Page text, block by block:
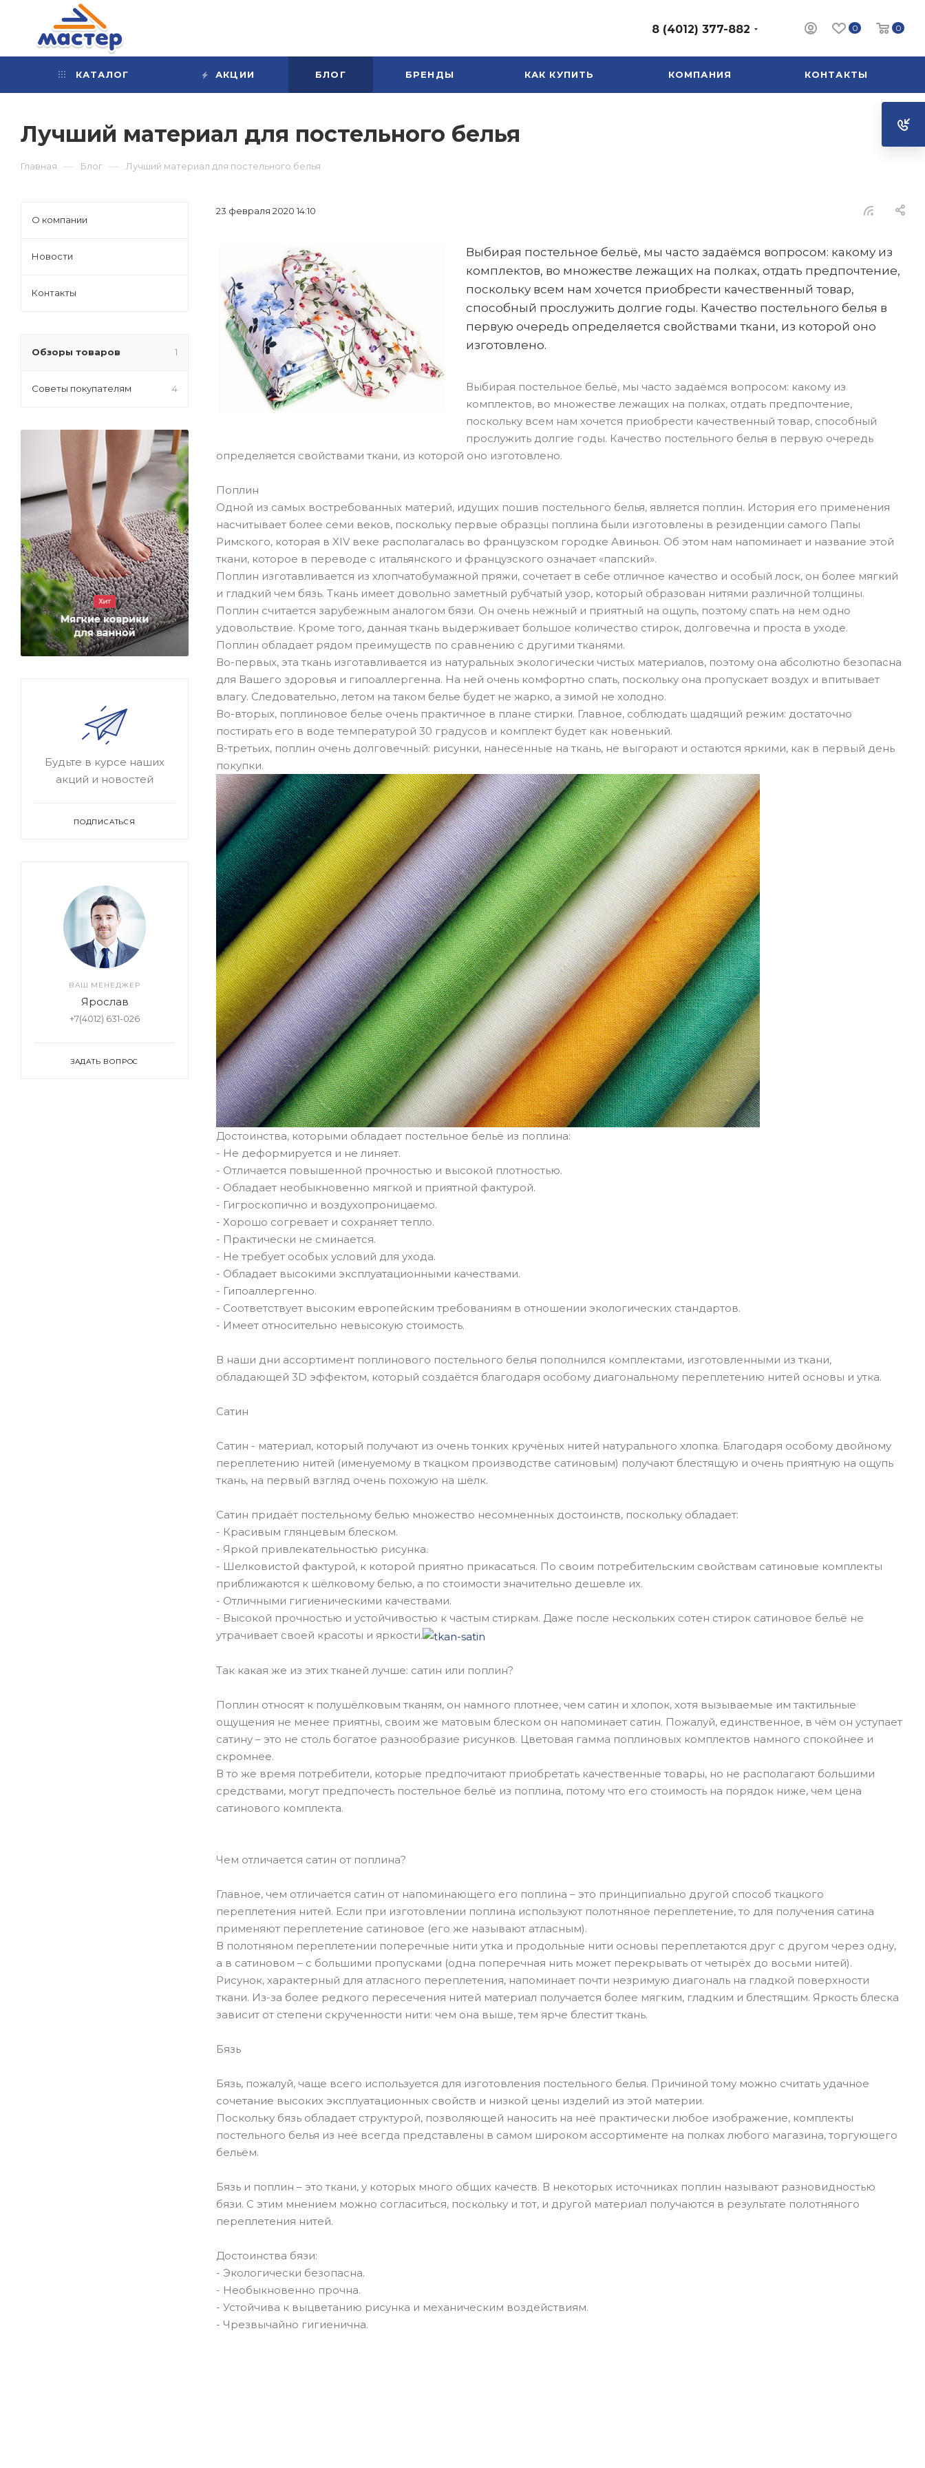
0 0
8 (4012) 377-882
КАТАЛОГ АКЦИИ БЛОГ БРЕНДЫ КАК КУПИТЬ КОМПАНИЯ КОНТАКТЫ
Лучший материал для постельного белья
Главная — Блог — Лучший материал для постельного белья
23 февраля 2020 14:10
Выбирая постельное бельё, мы часто задаёмся вопросом: какому из
комплектов, во множестве лежащих на полках, отдать предпочтение,
поскольку всем нам хочется приобрести качественный товар,
способный прослужить долгие годы. Качество постельного белья в
первую очередь определяется свойствами ткани, из которой оно
изготовлено.
Выбирая постельное бельё, мы часто задаёмся вопросом: какому из
комплектов, во множестве лежащих на полках, отдать предпочтение,
поскольку всем нам хочется приобрести качественный товар, способный
прослужить долгие годы. Качество постельного белья в первую очередь
определяется свойствами ткани, из которой оно изготовлено.
Поплин
Одной из самых востребованных материй, идущих пошив постельного белья, является поплин. История его применения
насчитывает более семи веков, поскольку первые образцы поплина были изготовлены в резиденции самого Папы
Римского, которая в XIV веке располагалась во французском городке Авиньон. Об этом нам напоминает и название этой
ткани, которое в переводе с итальянского и французского означает «папский».
Поплин изготавливается из хлопчатобумажной пряжи, сочетает в себе отличное качество и особый лоск, он более мягкий
и гладкий чем бязь. Ткань имеет довольно заметный рубчатый узор, который образован нитями различной толщины.
Поплин считается зарубежным аналогом бязи. Он очень нежный и приятный на ощупь, поэтому спать на нем одно
удовольствие. Кроме того, данная ткань выдерживает большое количество стирок, долговечна и проста в уходе.
Поплин обладает рядом преимуществ по сравнению с другими тканями.
Во-первых, эта ткань изготавливается из натуральных экологически чистых материалов, поэтому она абсолютно безопасна
для Вашего здоровья и гипоаллергенна. На ней очень комфортно спать, поскольку она пропускает воздух и впитывает
влагу. Следовательно, летом на таком белье будет не жарко, а зимой не холодно.
Во-вторых, поплиновое белье очень практичное в плане стирки. Главное, соблюдать щадящий режим: достаточно
постирать его в воде температурой 30 градусов и комплект будет как новенький.
В-третьих, поплин очень долговечный: рисунки, нанесенные на ткань, не выгорают и остаются яркими, как в первый день
покупки.
Достоинства, которыми обладает постельное бельё из поплина:
- Не деформируется и не линяет.
- Отличается повышенной прочностью и высокой плотностью.
- Обладает необыкновенно мягкой и приятной фактурой.
- Гигроскопично и воздухопроницаемо.
- Хорошо согревает и сохраняет тепло.
- Практически не сминается.
- Не требует особых условий для ухода.
- Обладает высокими эксплуатационными качествами.
- Гипоаллергенно.
- Соответствует высоким европейским требованиям в отношении экологических стандартов.
- Имеет относительно невысокую стоимость.
В наши дни ассортимент поплинового постельного белья пополнился комплектами, изготовленными из ткани,
обладающей 3D эффектом, который создаётся благодаря особому диагональному переплетению нитей основы и утка.
Сатин
Сатин - материал, который получают из очень тонких кручёных нитей натурального хлопка. Благодаря особому двойному
переплетению нитей (именуемому в ткацком производстве сатиновым) получают блестящую и очень приятную на ощупь
ткань, на первый взгляд очень похожую на шёлк.
Сатин придаёт постельному белью множество несомненных достоинств, поскольку обладает:
- Красивым глянцевым блеском.
- Яркой привлекательностью рисунка.
- Шелковистой фактурой, к которой приятно прикасаться. По своим потребительским свойствам сатиновые комплекты
приближаются к шёлковому белью, а по стоимости значительно дешевле их.
- Отличными гигиеническими качествами.
- Высокой прочностью и устойчивостью к частым стиркам. Даже после нескольких сотен стирок сатиновое бельё не
утрачивает своей красоты и яркости.
Так какая же из этих тканей лучше: сатин или поплин?
Поплин относят к полушёлковым тканям, он намного плотнее, чем сатин и хлопок, хотя вызываемые им тактильные
ощущения не менее приятны, своим же матовым блеском он напоминает сатин. Пожалуй, единственное, в чём он уступает
сатину – это не столь богатое разнообразие рисунков. Цветовая гамма поплиновых комплектов намного спокойнее и
скромнее.
В то же время потребители, которые предпочитают приобретать качественные товары, но не располагают большими
средствами, могут предпочесть постельное бельё из поплина, потому что его стоимость на порядок ниже, чем цена
сатинового комплекта.
Чем отличается сатин от поплина?
Главное, чем отличается сатин от напоминающего его поплина – это принципиально другой способ ткацкого
переплетения нитей. Если при изготовлении поплина используют полотняное переплетение, то для получения сатина
применяют переплетение сатиновое (его же называют атласным).
В полотняном переплетении поперечные нити утка и продольные нити основы переплетаются друг с другом через одну,
а в сатиновом – с большими пропусками (одна поперечная нить может перекрывать от четырёх до восьми нитей).
Рисунок, характерный для атласного переплетения, напоминает почти незримую диагональ на гладкой поверхности
ткани. Из-за более редкого пересечения нитей материал получается более мягким, гладким и блестящим. Яркость блеска
зависит от степени скрученности нити: чем она выше, тем ярче блестит ткань.
Бязь
Бязь, пожалуй, чаще всего используется для изготовления постельного белья. Причиной тому можно считать удачное
сочетание высоких эксплуатационных свойств и низкой цены изделий из этой материи.
Поскольку бязь обладает структурой, позволяющей наносить на неё практически любое изображение, комплекты
постельного белья из неё всегда представлены в самом широком ассортименте на полках любого магазина, торгующего
бельём.
Бязь и поплин – это ткани, у которых много общих качеств. В некоторых источниках поплин называют разновидностью
бязи. С этим мнением можно согласиться, поскольку и тот, и другой материал получаются в результате полотняного
переплетения нитей.
Достоинства бязи:
- Экологически безопасна.
- Необыкновенно прочна.
- Устойчива к выцветанию рисунка и механическим воздействиям.
- Чрезвычайно гигиенична.
О компании
Новости
Контакты
Обзоры товаров 1
Советы покупателям 4
Будьте в курсе наших
акций и новостей
ПОДПИСАТЬСЯ
ВАШ МЕНЕДЖЕР
Ярослав
+7(4012) 631-026
ЗАДАТЬ ВОПРОС